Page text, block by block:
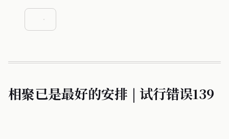
相聚已是最好的安排 | 试行错误139